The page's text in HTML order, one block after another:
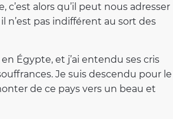
alors qu’il peut nous adresser
n’est pas indifférent au sort des
Égypte, et j’ai entendu ses cris
Je suis descendu pour le
de ce pays vers un beau et